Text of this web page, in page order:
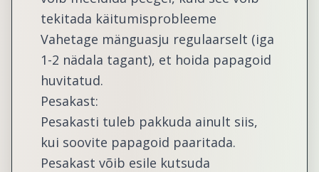
tekitada käitumisprobleeme
Vahetage mänguasju regulaarselt (iga
1-2 nädala tagant), et hoida papagoid
huvitatud.
Pesakast:
Pesakasti tuleb pakkuda ainult siis,
kui soovite papagoid paaritada.
Pesakast võib esile kutsuda